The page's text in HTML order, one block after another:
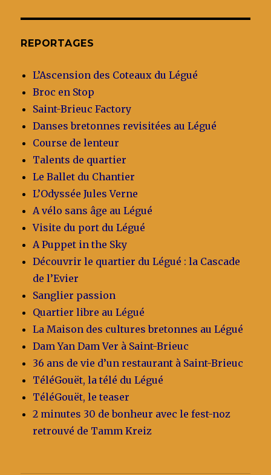
REPORTAGES
L’Ascension des Coteaux du Légué
Broc en Stop
Saint-Brieuc Factory
Danses bretonnes revisitées au Légué
Course de lenteur
Talents de quartier
Le Ballet du Chantier
L’Odyssée Jules Verne
A vélo sans âge au Légué
Visite du port du Légué
A Puppet in the Sky
Découvrir le quartier du Légué : la Cascade
de l’Evier
Sanglier passion
Quartier libre au Légué
La Maison des cultures bretonnes au Légué
Dam Yan Dam Ver à Saint-Brieuc
36 ans de vie d’un restaurant à Saint-Brieuc
TéléGouët, la télé du Légué
TéléGouët, le teaser
2 minutes 30 de bonheur avec le fest-noz
retrouvé de Tamm Kreiz